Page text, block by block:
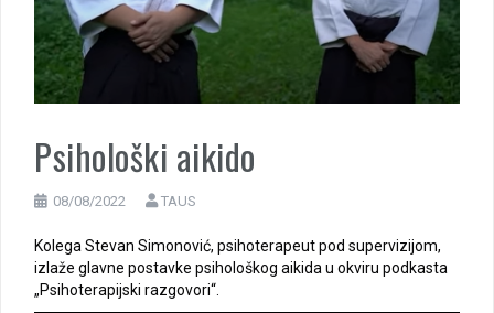
Psihološki aikido
08/08/2022 TAUS
Kolega Stevan Simonović, psihoterapeut pod supervizijom,
izlaže glavne postavke psihološkog aikida u okviru podkasta
„Psihoterapijski razgovori“.